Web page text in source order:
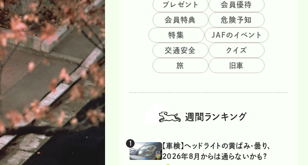
プレゼント 会員優待
会員特典 危険予知
特集 JAFのイベント
交通安全 クイズ
旅 旧車
週間ランキング
【車検】ヘッドライトの黄ばみ・曇り、
2026年8月からは通らないかも?